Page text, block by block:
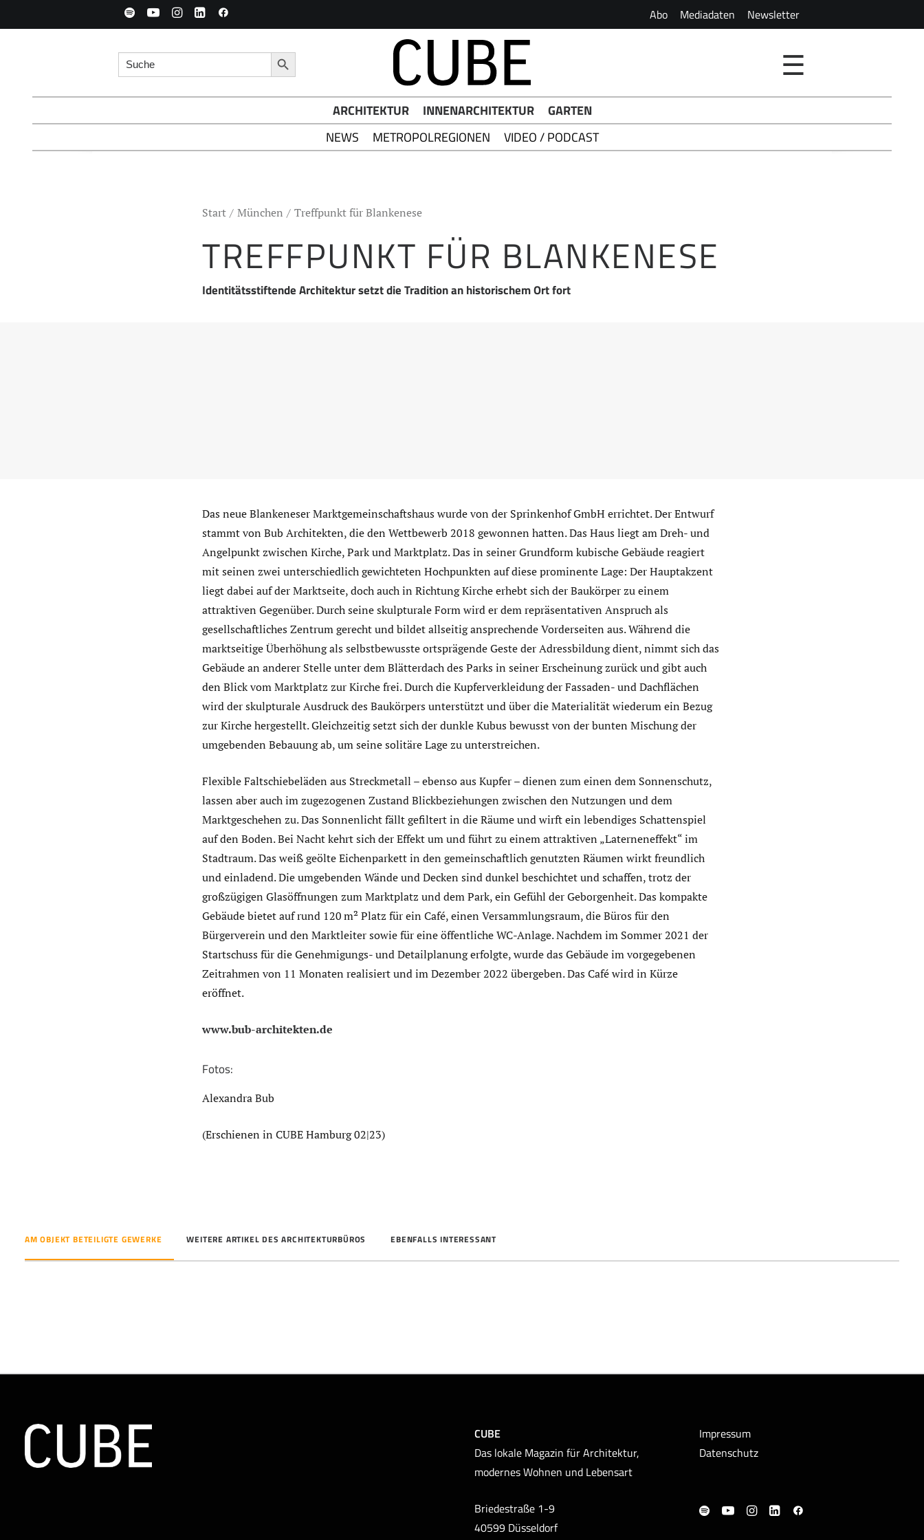
Abo Mediadaten Newsletter
Search for: Search Button ☰
ARCHITEKTUR INNENARCHITEKTUR
GARTEN
NEWS
METROPOLREGIONEN VIDEO / PODCAST
Start München Treffpunkt für Blankenese
TREFFPUNKT FÜR BLANKENESE
Identitätsstiftende Architektur setzt die Tradition an historischem Ort fort
Das neue Blankeneser Marktgemeinschaftshaus wurde von der Sprinkenhof GmbH errichtet. Der Entwurf
stammt von Bub Architekten, die den Wettbewerb 2018 gewonnen hatten. Das Haus liegt am Dreh- und
Angelpunkt zwischen Kirche, Park und Marktplatz. Das in seiner Grundform kubische Gebäude reagiert
mit seinen zwei unterschiedlich gewichteten Hochpunkten auf diese prominente Lage: Der Hauptakzent
liegt dabei auf der Marktseite, doch auch in Richtung Kirche erhebt sich der Baukörper zu einem
attraktiven Gegenüber. Durch seine skulpturale Form wird er dem repräsentativen Anspruch als
gesellschaftliches Zentrum gerecht und bildet allseitig ansprechende Vorderseiten aus. Während die
marktseitige Überhöhung als selbstbewusste ortsprägende Geste der Adressbildung dient, nimmt sich das
Gebäude an anderer Stelle unter dem Blätterdach des Parks in seiner Erscheinung zurück und gibt auch
den Blick vom Marktplatz zur Kirche frei. Durch die Kupferverkleidung der Fassaden- und Dachflächen
wird der skulpturale Ausdruck des Baukörpers unterstützt und über die Materialität wiederum ein Bezug
zur Kirche hergestellt. Gleichzeitig setzt sich der dunkle Kubus bewusst von der bunten Mischung der
umgebenden Bebauung ab, um seine solitäre Lage zu unterstreichen.
Flexible Faltschiebeläden aus Streckmetall – ebenso aus Kupfer – dienen zum einen dem Sonnenschutz,
lassen aber auch im zugezogenen Zustand Blickbeziehungen zwischen den Nutzungen und dem
Marktgeschehen zu. Das Sonnenlicht fällt gefiltert in die Räume und wirft ein lebendiges Schattenspiel
auf den Boden. Bei Nacht kehrt sich der Effekt um und führt zu einem attraktiven „Laterneneffekt“ im
Stadtraum. Das weiß geölte Eichenparkett in den gemeinschaftlich genutzten Räumen wirkt freundlich
und einladend. Die umgebenden Wände und Decken sind dunkel beschichtet und schaffen, trotz der
großzügigen Glasöffnungen zum Marktplatz und dem Park, ein Gefühl der Geborgenheit. Das kompakte
Gebäude bietet auf rund 120 m² Platz für ein Café, einen Versammlungsraum, die Büros für den
Bürgerverein und den Marktleiter sowie für eine öffentliche WC-Anlage. Nachdem im Sommer 2021 der
Startschuss für die Genehmigungs- und Detailplanung erfolgte, wurde das Gebäude im vorgegebenen
Zeitrahmen von 11 Monaten realisiert und im Dezember 2022 übergeben. Das Café wird in Kürze
eröffnet.
www.bub-architekten.de
Fotos:
Alexandra Bub
(Erschienen in CUBE Hamburg 02|23)
AM OBJEKT BETEILIGTE GEWERKE WEITERE ARTIKEL DES ARCHITEKTURBÜROS EBENFALLS INTERESSANT
CUBE
Das lokale Magazin für Architektur,
modernes Wohnen und Lebensart
Briedestraße 1-9
40599 Düsseldorf
Impressum
Datenschutz